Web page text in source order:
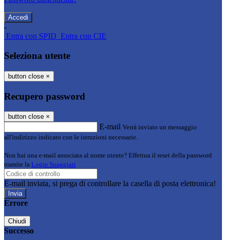
-
Entra con SPID Entra con CIE
Seleziona utente
button close ×
Recupero password
button close ×
E-mail Verrà inviato un messaggio
all'indirizzo indicato con le istruzioni necessarie.
Non hai una e-mail associata al nome utente? Effettua il reset della password
tramite la Login Spaggiari
E-mail inviata, si prega di controllare la casella di posta elettronica!
Errore
Chiudi
Successo